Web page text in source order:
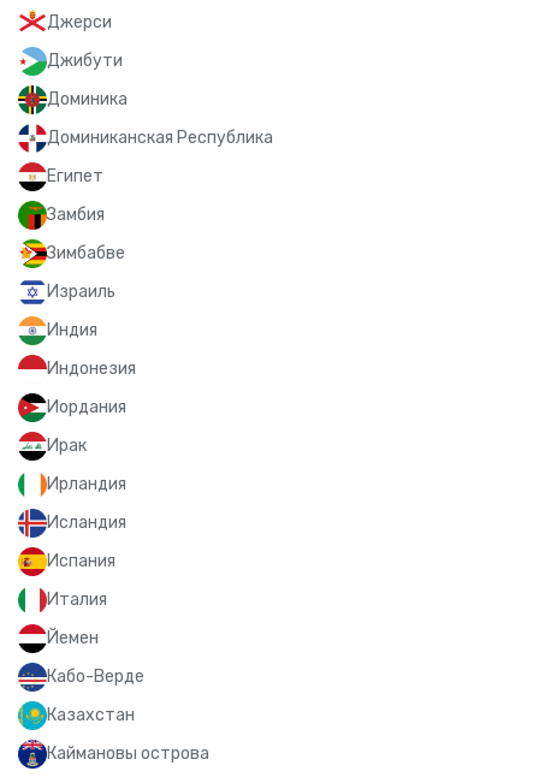
Джерси
Джибути
Доминика
Доминиканская Республика
Египет
Замбия
Зимбабве
Израиль
Индия
Индонезия
Иордания
Ирак
Ирландия
Исландия
Испания
Италия
Йемен
Кабо-Верде
Казахстан
Каймановы острова